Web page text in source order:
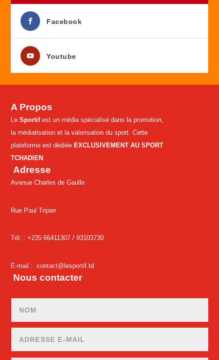
Facebook
Youtube
A Propos
LeSportifest un média spécialisé dans la promotion,
la médiatisation et la valorisation du sport. Cette
plateforme est dédiée EXCLUSIVEMENT AU SPORT
TCHADIEN .
Adresse
Avenue Charles de Gaulle
Rue Paul Tripier
Tél. : +235 66411307 /93103730
E-mail :contact@lesportif.td
Nous contacter